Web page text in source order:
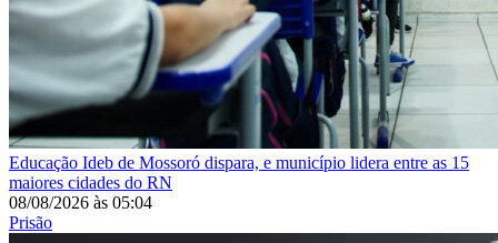
Educação Ideb de Mossoró dispara, e município lidera entre as 15
maiores cidades do RN
08/08/2026 às 05:04
Prisão